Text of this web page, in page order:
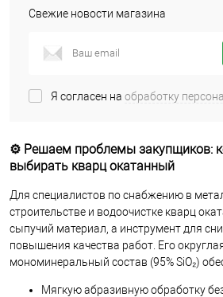
Свежие новости магазина
Я согласен на обработку
⚙️ Решаем проблемы закупщиков:
выбирать кварц окатанный
Для специалистов по снабжению в
строительстве и водоочистке кварц
сыпучий материал, а инструмент для
повышения качества работ. Его
мономинеральный состав (95% SiO₂)
Мягкую абразивную обработку